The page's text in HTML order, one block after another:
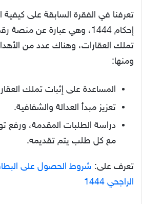
تعرفنا في الفقرة السابقة على
إحكام 1444، وهي عبارة عن
تملك العقارات، وهناك عدد من
ومنها:
المساعدة على إثبات تملك
تعزيز مبدأ العدالة والشفافية.
دراسة الطلبات المقدمة، ورفع
مع كل طلب يتم تقديمه.
تعرف على: شروط الحصول على
الراجحي 1444